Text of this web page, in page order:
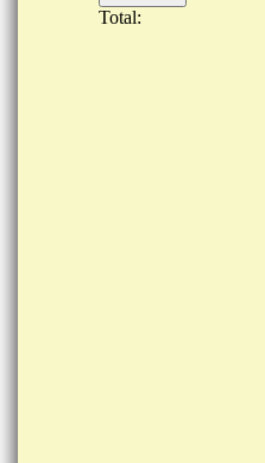
Total: